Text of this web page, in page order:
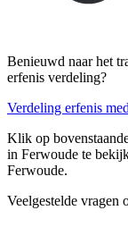
Benieuwd naar het
erfenis verdeling?
Verdeling erfenis
Klik op
in Ferwoude te
Ferwoude.
Veelgestelde vragen